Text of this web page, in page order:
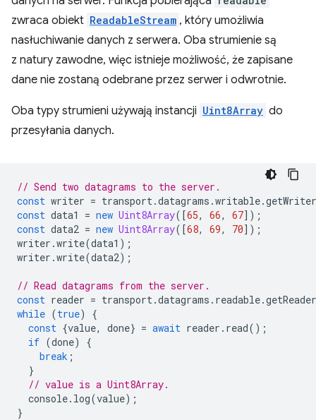
zwraca obiekt ReadableStream , który umożliwia
nasłuchiwanie danych z serwera. Oba strumienie są
z natury zawodne, więc istnieje możliwość, że zapisane
dane nie zostaną odebrane przez serwer i odwrotnie.
Oba typy strumieni używają instancji Uint8Array do
przesyłania danych.
// Send two datagrams to the server.
const writer = transport.datagrams .writable.getWriter
const data1 = new Uint8Array([65, 66, 67]);
const data2 = new Uint8Array([68, 69, 70]);
writer .write(data1 );
writer .write(data2);
// Read datagrams from the server.
const reader = transport.datagrams . readable.getReader
while (true)
{
const {value, done} = await reader . read();
if (done)
{
break ;
}
// value is a Uint8Array.
console. log(value);
}